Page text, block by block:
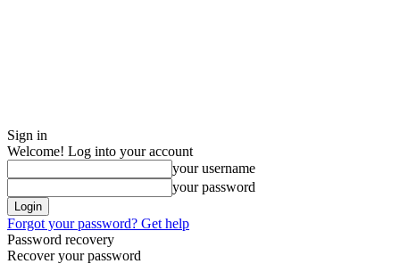
Sign in
Welcome! Log into your account
your username
your password
Forgot your password? Get help
Password recovery
Recover your password